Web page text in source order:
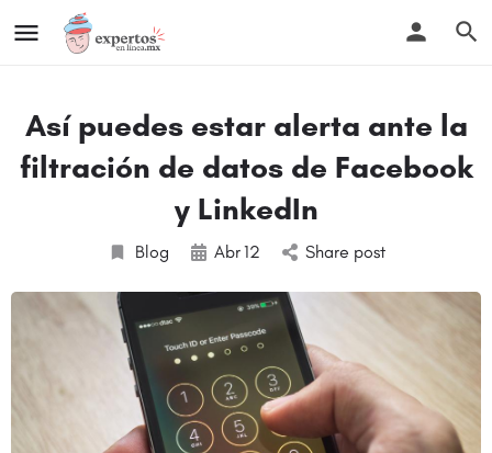
Así puedes estar alerta ante la
filtración de datos de Facebook
y LinkedIn
Blog Abr12 Share post